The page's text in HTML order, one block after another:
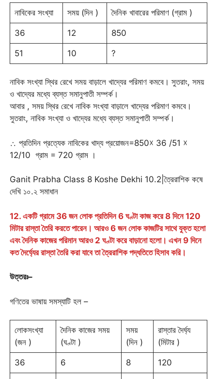
নাবিকের সংখ্যা সময় (দিন ) দৈনিক খাবারের পরিমাণ (গ্রাম )
36 12 850
51 10 ?
নাবিক সংখ্যা স্থির রেখে সময় বাড়ালে খাদ্যের পরিমাণ কমবে। সুতরাং, সময়
ও খাদ্যের মধ্যে ব্যস্ত সমানুপাতী সম্পর্ক।
আবার , সময় স্থির রেখে নাবিক সংখ্যা বাড়ালে খাদ্যের পরিমাণ কমবে।
সুতরাং, নাবিক সংখ্যা ও খাদ্যের মধ্যে ব্যস্ত সমানুপাতী সম্পর্ক।
∴ প্রতিদিন প্রত্যেক নাবিকের খাদ্য প্রয়োজন=850☓ 36 /51 ☓
12/10 গ্রাম = 720 গ্রাম ।
Ganit Prabha Class 8 Koshe Dekhi 10.2|ত্রৈরাশিক কষে
দেখি ১০.২ সমাধান
12. একটি গ্রামে 36 জন লোক প্রতিদিন 6 ঘণ্টা কাজ করে 8 দিনে 120
মিটার রাস্তা তৈরি করতে পারেন। আরও 6 জন লোক কাজটির সাথে যুক্ত হলো
এবং দৈনিক কাজের পরিমান আরও 2 ঘণ্টা করে বাড়ানো হলো। এখন 9 দিনে
কত দৈর্ঘ্যের রাস্তা তৈরি করা যাবে তা ত্রৈরাশিক পদ্ধতিতে হিসাব করি।
উত্তরঃ–
গণিতের ভাষায় সমস্যাটি হল –
লোকসংখ্যা
(জন )
দৈনিক কাজের সময়
(ঘণ্টা )
সময়
(দিন )
রাস্তার দৈর্ঘ্য
(মিটার )
36 6 8 120